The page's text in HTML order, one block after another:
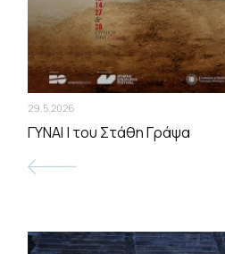
29.5.2026
ΓΥΝΑΙ | του Στάθη Γράψα